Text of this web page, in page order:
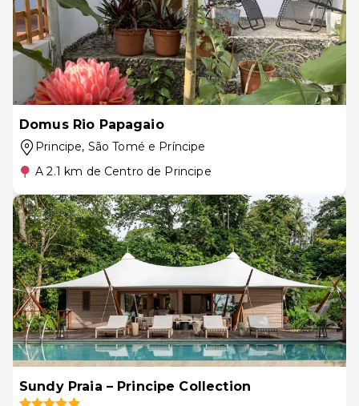
Domus Rio Papagaio
Principe, São Tomé e Príncipe
A 2.1 km de Centro de Principe
Sundy Praia – Principe Collection